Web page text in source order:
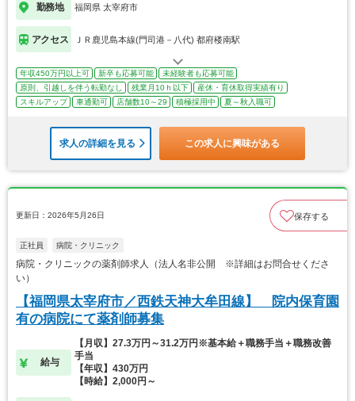
勤務地 福岡県 太宰府市
アクセス ＪＲ鹿児島本線(門司港－八代) 都府楼南駅
年収450万円以上可 新卒も応募可能
未経験者も応募可能
原則、引越しを伴う転勤なし
残業月10ｈ以下
産休・育休取得実績有り
スキルアップ
車通勤可 店舗数10～29 積極採用中 夏～秋入職可
求人の詳細を見る この求人に興味がある
更新日：2026年5月26日 保存する
正社員 病院・クリニック
病院・クリニックの薬剤師求人（法人名非公開 ※詳細はお問合せくださ
い）
【福岡県太宰府市／西鉄天神大牟田線】 院内保育園
有の病院にて薬剤師募集
給与
【月収】27.3万円～31.2万円※基本給＋職務手当＋職務改善
手当
【年収】430万円
【時給】2,000円～